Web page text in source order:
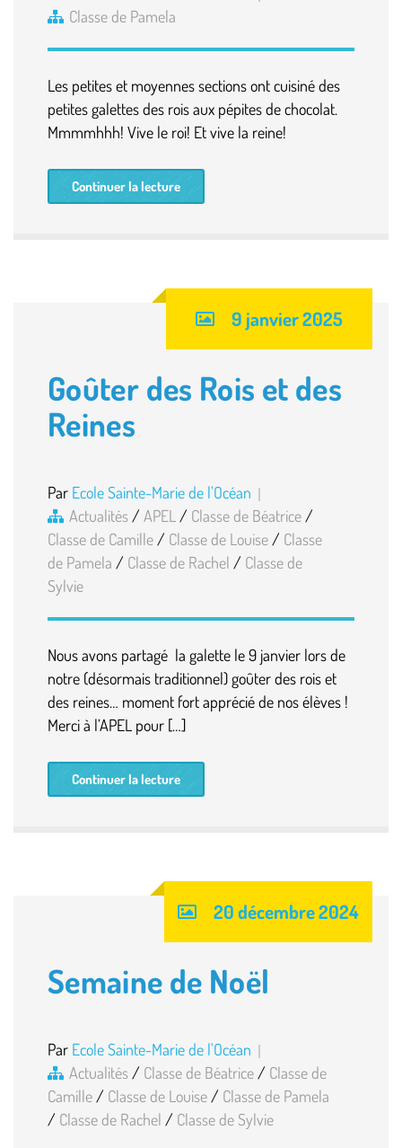
Classe de Pamela
Les petites et moyennes sections ont cuisiné des
petites galettes des rois aux pépites de chocolat.
Mmmmhhh! Vive le roi! Et vive la reine!
Continuer la lecture
9 janvier 2025
Goûter des Rois et des
Reines
Par Ecole Sainte-Marie de l'Océan
Actualités / APEL / Classe de Béatrice /
Classe de Camille / Classe de Louise / Classe
de Pamela / Classe de Rachel / Classe de
Sylvie
Nous avons partagé la galette le 9 janvier lors de
notre (désormais traditionnel) goûter des rois et
des reines… moment fort apprécié de nos élèves !
Merci à l’APEL pour […]
Continuer la lecture
20 décembre 2024
Semaine de Noël
Par Ecole Sainte-Marie de l'Océan
Actualités / Classe de Béatrice / Classe de
Camille / Classe de Louise / Classe de Pamela
/ Classe de Rachel / Classe de Sylvie